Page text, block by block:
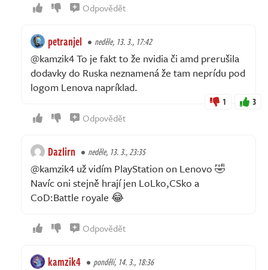
Odpovědět
petranjel neděle, 13. 3., 17:42
@kamzik4 To je fakt to že nvidia či amd prerušila
dodavky do Ruska neznamená že tam neprídu pod
logom Lenova napríklad.
1 3
Odpovědět
Dazlirn neděle, 13. 3., 23:35
@kamzik4 už vidím PlayStation on Lenovo 🤣
Navíc oni stejně hrají jen LoLko,CSko a
CoD:Battle royale 😂
Odpovědět
kamzik4 pondělí, 14. 3., 18:36